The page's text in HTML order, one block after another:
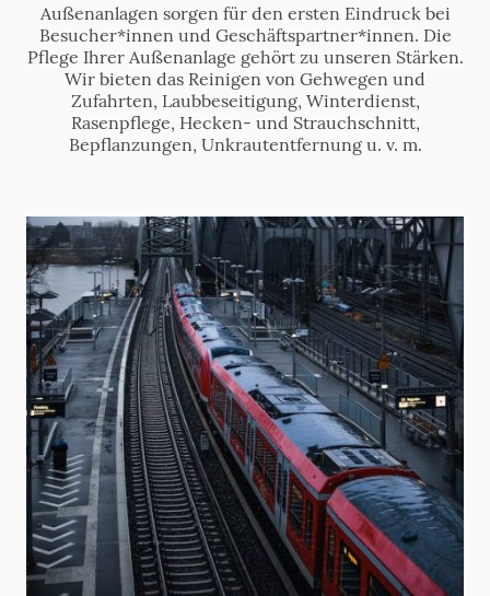
Außenanlagen sorgen für den ersten Eindruck bei
Besucher*innen und Geschäftspartner*innen. Die
Pflege Ihrer Außenanlage gehört zu unseren Stärken.
Wir bieten das Reinigen von Gehwegen und
Zufahrten, Laubbeseitigung, Winterdienst,
Rasenpflege, Hecken- und Strauchschnitt,
Bepflanzungen, Unkrautentfernung u. v. m.